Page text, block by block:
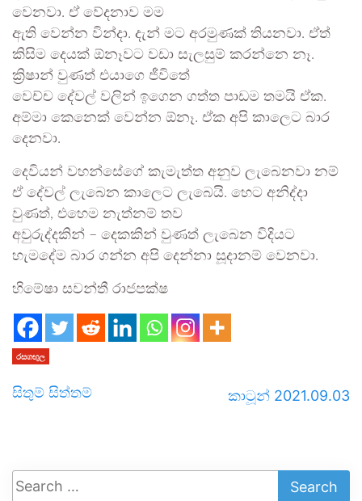
වෙනවා. ඒ වේදනාව මම
ඇති වෙන්න වින්දා. දැන් මට අරමුණක් තියනවා. ඒත්
කිසිම දෙයක් ඕනෑවට වඩා සැලසුම් කරන්නෙ නෑ.
ක්‍රිෂාන් වුණත් එයාගෙ ජීවිතේ
වෙච්ච දේවල් වලින් ඉගෙන ගත්ත පාඩම තමයි ඒක.
අම්මා කෙනෙක් වෙන්න ඕනෑ. ඒක අපි කාලෙට බාර
දෙනවා.
දෙවියන් වහන්සේගේ කැමැත්ත අනුව ලැබෙනවා නම්
ඒ දේවල් ලැබෙන කාලෙට ලැබෙයි. හෙට අනිද්දා
වුණත්, එහෙම නැත්නම් තව
අවුරුද්දකින් – දෙකකින් වුණත් ලැබෙන විදියට
හැමදේම බාර ගන්න අපි දෙන්නා සූදානම් වෙනවා.
හිමේෂා සවන්තී රාජපක්ෂ
රසගඟුල
සිතුම් සිත්තම් කාටූන් 2021.09.03